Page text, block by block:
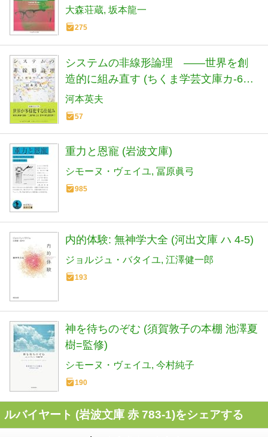
大森荘蔵 坂本龍一
275
システムの非線形論理 ――世界を創
造的に組み直す (ちくま学芸文庫カ-64-
1)
河本英夫
57
重力と恩寵 (岩波文庫)
シモーヌ・ヴェイユ 冨原眞弓
985
内的体験: 無神学大全 (河出文庫 ハ 4-5)
ジョルジュ・バタイユ 江澤健一郎
193
神を待ちのぞむ (須賀敦子の本棚 池澤夏
樹=監修)
シモーヌ・ヴェイユ 今村純子
190
ルバイヤート (岩波文庫 赤 783-1)をシェアする